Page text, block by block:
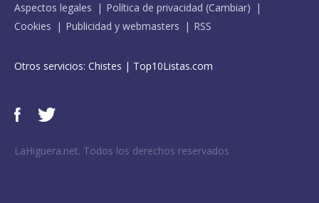
Aspectos legales
Política de privacidad (Cambiar)
Cookies
Publicidad y webmasters RSS
Otros servicios: Chistes | Top10Listas.com
LaHiguera.net. Todos los derechos reservados